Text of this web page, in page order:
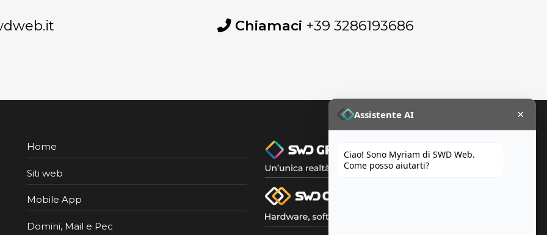
Chiamaci +39 3286193686
Home
Siti web
Mobile App
Domini, Mail e Pec
Assistente AI ×
Ciao! Sono Myriam di SWD Web.
Come posso aiutarti?